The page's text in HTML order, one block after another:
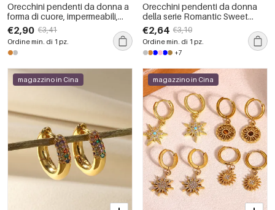
Orecchini pendenti da donna a
forma di cuore, impermeabili,
color oro, con zirconi.
€2,90 €3,41
Ordine min. di 1 pz.
Orecchini pendenti da donna
della serie Romantic Sweet
Flower in acciaio inossidabile,
impermeabili, color oro, con
zirconi.
€2,64 €3,10
Ordine min. di 1 pz.
+7
magazzino in Cina magazzino in Cina